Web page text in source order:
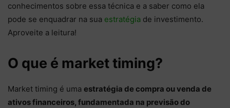
conhecimentos sobre essa técnica e a saber como ela
pode se enquadrar na sua estratégia de investimento.
Aproveite a leitura!
O que é market timing?
Market timing é uma estratégia de compra ou venda de
ativos financeiros, fundamentada na previsão do